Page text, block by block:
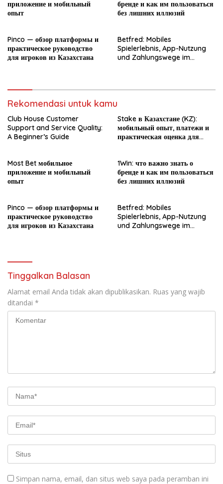
приложение и мобильный
опыт
бренде и как им пользоваться
без лишних иллюзий
Pinco — обзор платформы и
практическое руководство
для игроков из Казахстана
Betfred: Mobiles
Spielerlebnis, App-Nutzung
und Zahlungswege im
Rekomendasi untuk kamu
Club House Customer
Support and Service Quality:
A Beginner’s Guide
Stake в Казахстане (KZ):
мобильный опыт, платежи и
практическая оценка для
Most Bet мобильное
приложение и мобильный
опыт
1Win: что важно знать о
бренде и как им пользоваться
без лишних иллюзий
Pinco — обзор платформы и
практическое руководство
для игроков из Казахстана
Betfred: Mobiles
Spielerlebnis, App-Nutzung
und Zahlungswege im
Tinggalkan Balasan
Alamat email Anda tidak akan dipublikasikan. Ruas yang wajib
ditandai *
Simpan nama, email, dan situs web saya pada peramban ini